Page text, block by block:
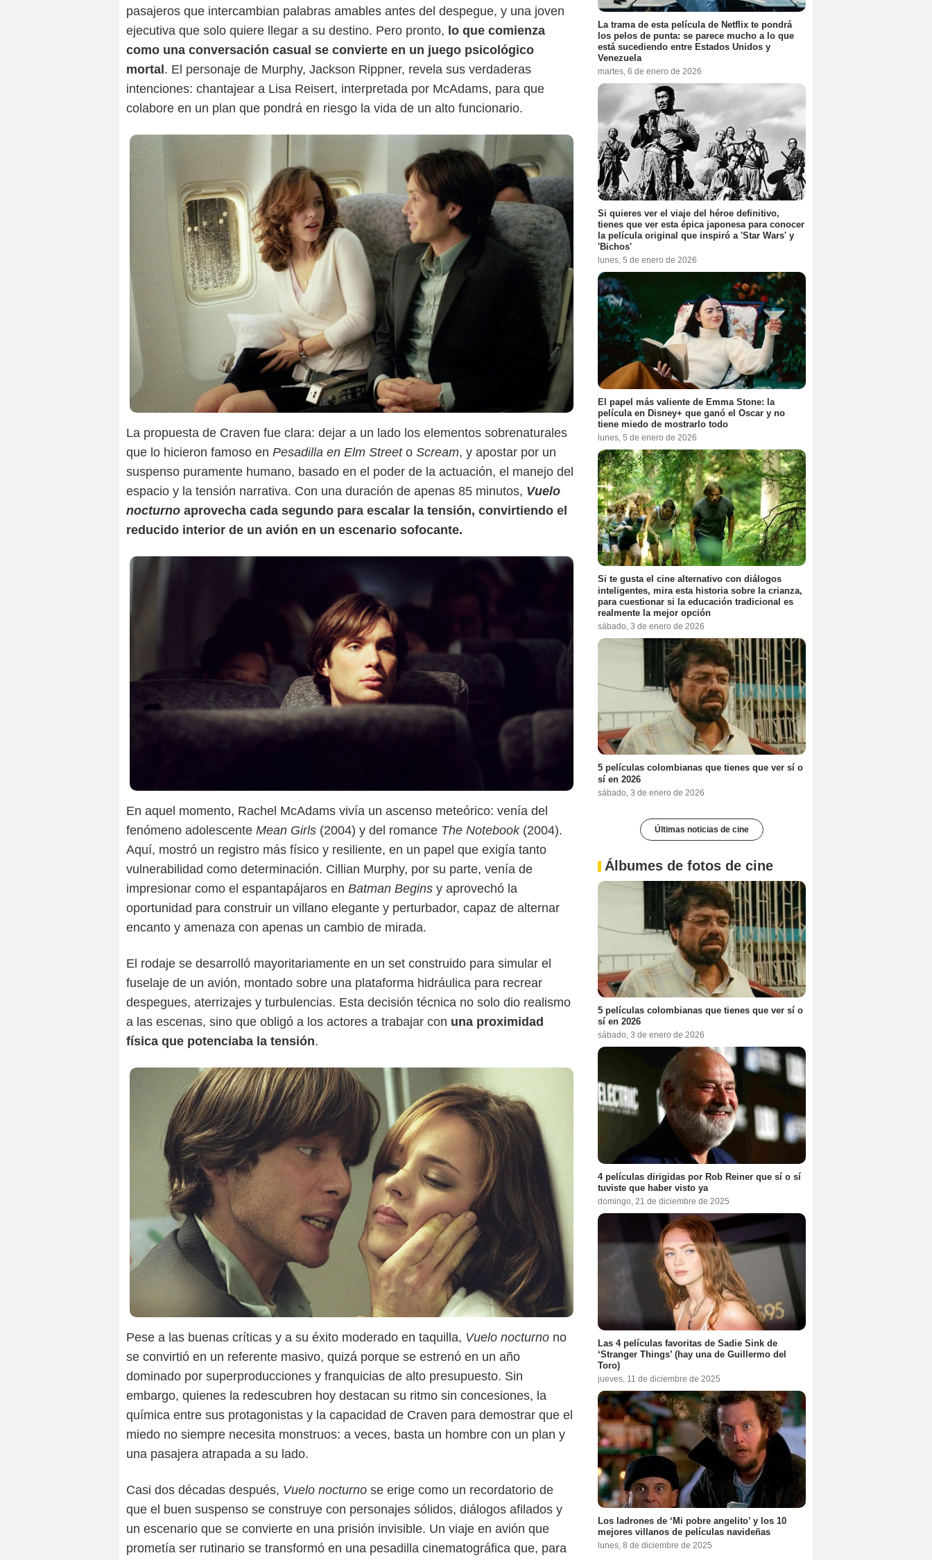
pasajeros que intercambian palabras amables antes del despegue, y una joven
ejecutiva que solo quiere llegar a su destino. Pero pronto, lo que comienza
como una conversación casual se convierte en un juego psicológico
mortal . El personaje de Murphy, Jackson Rippner, revela sus verdaderas
intenciones: chantajear a Lisa Reisert, interpretada por McAdams, para que
colabore en un plan que pondrá en riesgo la vida de un alto funcionario.
La propuesta de Craven fue clara: dejar a un lado los elementos sobrenaturales
que lo hicieron famoso en Pesadilla en Elm Streeto Scream, y apostar por un
suspenso puramente humano, basado en el poder de la actuación, el manejo del
espacio y la tensión narrativa. Con una duración de apenas 85 minutos, Vuelo
nocturno aprovecha cada segundo para escalar la tensión, convirtiendo el
reducido interior de un avión en un escenario sofocante.
Netflix
En aquel momento, Rachel McAdams vivía un ascenso meteórico: venía del
fenómeno adolescente Mean Girls (2004) y del romance The Notebook(2004).
Aquí, mostró un registro más físico y resiliente, en un papel que exigía tanto
vulnerabilidad como determinación. Cillian Murphy, por su parte, venía de
impresionar como el espantapájaros en Batman Begins y aprovechó la
oportunidad para construir un villano elegante y perturbador, capaz de alternar
encanto y amenaza con apenas un cambio de mirada.
El rodaje se desarrolló mayoritariamente en un set construido para simular el
fuselaje de un avión, montado sobre una plataforma hidráulica para recrear
despegues, aterrizajes y turbulencias. Esta decisión técnica no solo dio realismo
a las escenas, sino que obligó a los actores a trabajar con una proximidad
física que potenciaba la tensión.
Netflix
Pese a las buenas críticas y a su éxito moderado en taquilla, Vuelo nocturno no
se convirtió en un referente masivo, quizá porque se estrenó en un año
dominado por superproducciones y franquicias de alto presupuesto. Sin
embargo, quienes la redescubren hoy destacan su ritmo sin concesiones, la
química entre sus protagonistas y la capacidad de Craven para demostrar que el
miedo no siempre necesita monstruos: a veces, basta un hombre con un plan y
una pasajera atrapada a su lado.
Casi dos décadas después, Vuelo nocturno se erige como un recordatorio de
que el buen suspenso se construye con personajes sólidos, diálogos afilados y
un escenario que se convierte en una prisión invisible. Un viaje en avión que
prometía ser rutinario se transformó en una pesadilla cinematográfica que, para
La trama de esta película de Netflix te pondrá
los pelos de punta: se parece mucho a lo que
está sucediendo entre Estados Unidos y
Venezuela
martes, 6 de enero de 2026
Si quieres ver el viaje del héroe definitivo,
tienes que ver esta épica japonesa para conocer
la película original que inspiró a 'Star Wars' y
'Bichos'
lunes, 5 de enero de 2026
El papel más valiente de Emma Stone: la
película en Disney+ que ganó el Oscar y no
tiene miedo de mostrarlo todo
lunes, 5 de enero de 2026
Si te gusta el cine alternativo con diálogos
inteligentes, mira esta historia sobre la crianza,
para cuestionar si la educación tradicional es
realmente la mejor opción
sábado, 3 de enero de 2026
5 películas colombianas que tienes que ver sí o
sí en 2026
sábado, 3 de enero de 2026
Últimas noticias de cine
Álbumes de fotos de cine
5 películas colombianas que tienes que ver sí o
sí en 2026
sábado, 3 de enero de 2026
4 películas dirigidas por Rob Reiner que sí o sí
tuviste que haber visto ya
domingo, 21 de diciembre de 2025
Las 4 películas favoritas de Sadie Sink de
‘Stranger Things’ (hay una de Guillermo del
Toro)
jueves, 11 de diciembre de 2025
Los ladrones de ‘Mi pobre angelito’ y los 10
mejores villanos de películas navideñas
lunes, 8 de diciembre de 2025